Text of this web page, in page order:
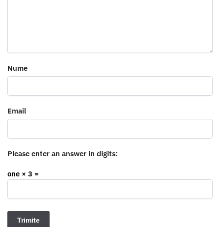
Nume
Email
Please enter an answer in digits:
one × 3 =